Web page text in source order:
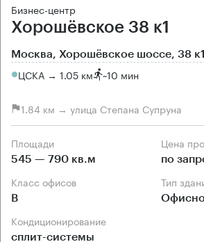
Бизнес-центр
Хорошёвское 38 к1
Москва, Хорошёвское шоссе, 38 к1
ЦСКА → 1.05 км ~10 мин
1.84 км → улица Степана Супруна
Площади
545 — 790 кв.м
Цена
по
Класс офисов
B
Тип
Кондиционирование
сплит-системы